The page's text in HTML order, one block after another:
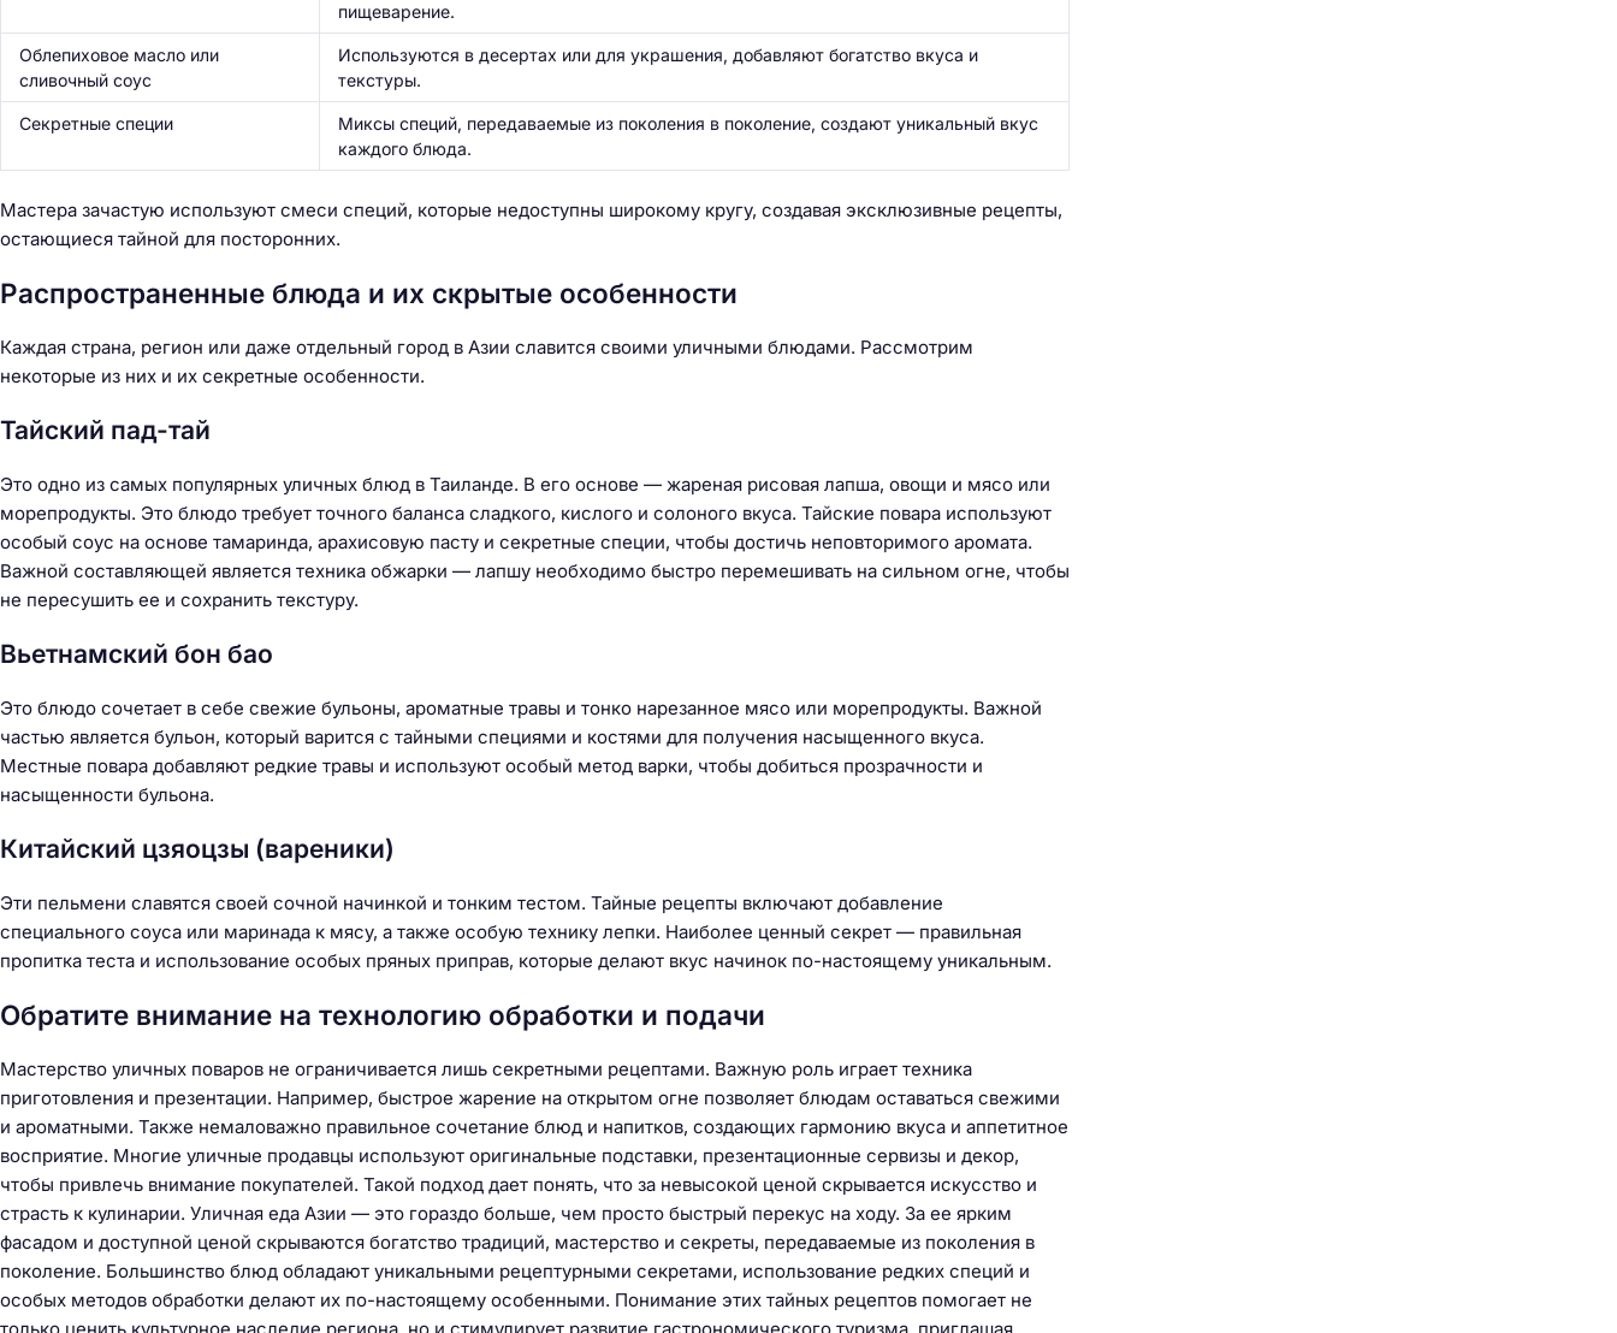
пищеварение.
Облепиховое масло или
сливочный соус
Используются в десертах или для украшения, добавляют богатство вкуса и
текстуры.
Секретные специи
Миксы специй, передаваемые из поколения в поколение, создают уникальный вкус
каждого блюда.
Мастера зачастую используют смеси специй, которые недоступны широкому кругу, создавая эксклюзивные рецепты,
остающиеся тайной для посторонних.
Распространенные блюда и их скрытые особенности
Каждая страна, регион или даже отдельный город в Азии славится своими уличными блюдами. Рассмотрим
некоторые из них и их секретные особенности.
Тайский пад-тай
Это одно из самых популярных уличных блюд в Таиланде. В его основе — жареная рисовая лапша, овощи и мясо или
морепродукты. Это блюдо требует точного баланса сладкого, кислого и солоного вкуса. Тайские повара используют
особый соус на основе тамаринда, арахисовую пасту и секретные специи, чтобы достичь неповторимого аромата.
Важной составляющей является техника обжарки — лапшу необходимо быстро перемешивать на сильном огне, чтобы
не пересушить ее и сохранить текстуру.
Вьетнамский бон бао
Это блюдо сочетает в себе свежие бульоны, ароматные травы и тонко нарезанное мясо или морепродукты. Важной
частью является бульон, который варится с тайными специями и костями для получения насыщенного вкуса.
Местные повара добавляют редкие травы и используют особый метод варки, чтобы добиться прозрачности и
насыщенности бульона.
Китайский цзяоцзы (вареники)
Эти пельмени славятся своей сочной начинкой и тонким тестом. Тайные рецепты включают добавление
специального соуса или маринада к мясу, а также особую технику лепки. Наиболее ценный секрет — правильная
пропитка теста и использование особых пряных приправ, которые делают вкус начинок по-настоящему уникальным.
Обратите внимание на технологию обработки и подачи
Мастерство уличных поваров не ограничивается лишь секретными рецептами. Важную роль играет техника
приготовления и презентации. Например, быстрое жарение на открытом огне позволяет блюдам оставаться свежими
и ароматными. Также немаловажно правильное сочетание блюд и напитков, создающих гармонию вкуса и аппетитное
восприятие. Многие уличные продавцы используют оригинальные подставки, презентационные сервизы и декор,
чтобы привлечь внимание покупателей. Такой подход дает понять, что за невысокой ценой скрывается искусство и
страсть к кулинарии. Уличная еда Азии — это гораздо больше, чем просто быстрый перекус на ходу. За ее ярким
фасадом и доступной ценой скрываются богатство традиций, мастерство и секреты, передаваемые из поколения в
поколение. Большинство блюд обладают уникальными рецептурными секретами, использование редких специй и
особых методов обработки делают их по-настоящему особенными. Понимание этих тайных рецептов помогает не